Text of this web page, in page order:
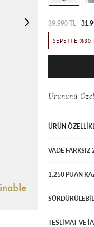
39.990 TL
SEPETTE
Ürününü
ÜRÜN
VADE FARKSIZ
1.250 PUAN
TESLİMAT VE